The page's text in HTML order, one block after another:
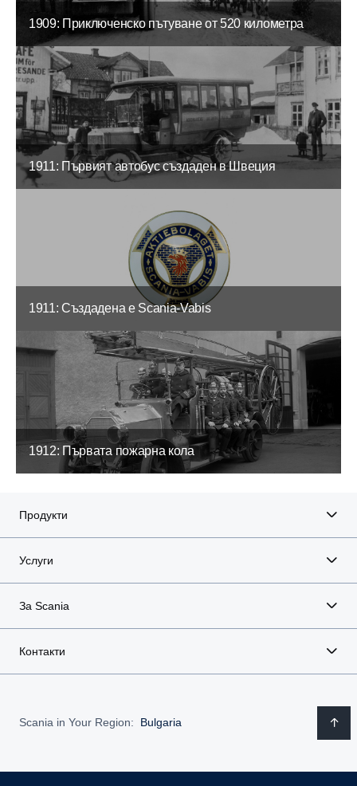
1909: Приключенско пътуване от 520 километра
1911: Първият автобус създаден в Швеция
1911: Създадена е Scania-Vabis
1912: Първата пожарна кола
Продукти
Услуги
За Scania
Контакти
Scania in Your Region: Bulgaria